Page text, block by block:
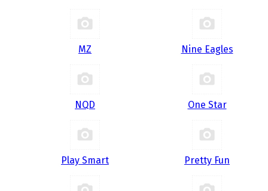
MZ Nine Eagles
NQD One Star
Play Smart Pretty Fun